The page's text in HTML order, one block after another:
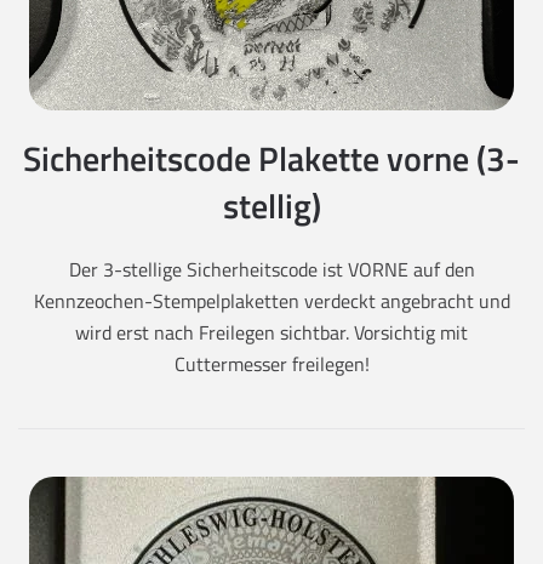
Sicherheitscode Plakette vorne (3-
stellig)
Der 3-stellige Sicherheitscode ist VORNE auf den
Kennzeochen-Stempelplaketten verdeckt angebracht und
wird erst nach Freilegen sichtbar. Vorsichtig mit
Cuttermesser freilegen!